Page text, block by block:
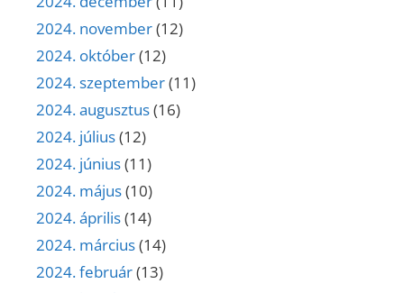
2024. november(12)
2024. október(12)
2024. szeptember(11)
2024. augusztus(16)
2024. július(12)
2024. június(11)
2024. május(10)
2024. április(14)
2024. március(14)
2024. február(13)